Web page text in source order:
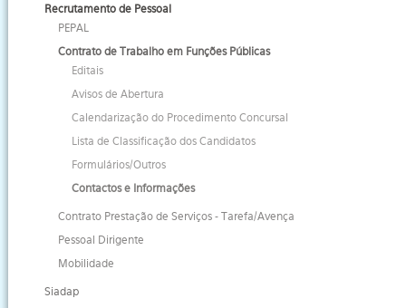
Recrutamento de Pessoal
PEPAL
Contrato de Trabalho em Funções Públicas
Editais
Avisos de Abertura
Calendarização do Procedimento Concursal
Lista de Classificação dos Candidatos
Formulários/Outros
Contactos e Informações
Contrato Prestação de Serviços - Tarefa/Avença
Pessoal Dirigente
Mobilidade
Siadap